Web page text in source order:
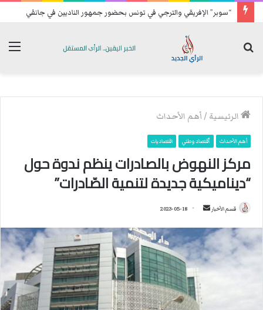
“سوبر” الإفريقي والترجي في تونس بحضور جمهور الناديين في جانفي
الرئيسية /أهم الأحداث
أهم الأحداث ٱقتصاد وطني اقتصاديات
مركز النهوض بالصادرات ينظم ندوة حول
“ديناميكية جديدة لتنمية الصّادرات”
قسم الأخبار
س
ل
ب
2023-05-18